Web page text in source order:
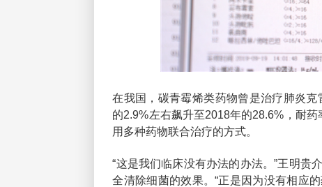
在我国，碳青霉烯类药物曾是治疗肺炎
的2.9%左右飙升至2018年的28.6%，耐
用多种药物联合治疗的方式。
“这是我们临床没有办法的办法。”王明贵
全清除细菌的效果。“正是因为没有相应